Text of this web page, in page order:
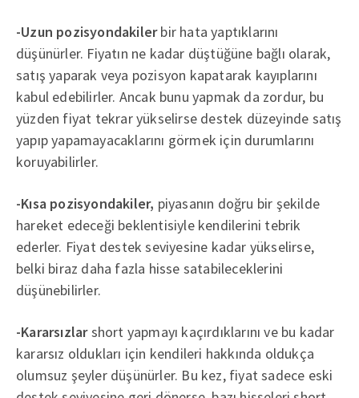
-Uzun pozisyondakilerbir hata yaptıklarını
düşünürler. Fiyatın ne kadar düştüğüne bağlı olarak,
satış yaparak veya pozisyon kapatarak kayıplarını
kabul edebilirler. Ancak bunu yapmak da zordur, bu
yüzden fiyat tekrar yükselirse destek düzeyinde satış
yapıp yapamayacaklarını görmek için durumlarını
koruyabilirler.
-Kısa pozisyondakiler, piyasanın doğru bir şekilde
hareket edeceği beklentisiyle kendilerini tebrik
ederler. Fiyat destek seviyesine kadar yükselirse,
belki biraz daha fazla hisse satabileceklerini
düşünebilirler.
-Kararsızlarshort yapmayı kaçırdıklarını ve bu kadar
kararsız oldukları için kendileri hakkında oldukça
olumsuz şeyler düşünürler. Bu kez, fiyat sadece eski